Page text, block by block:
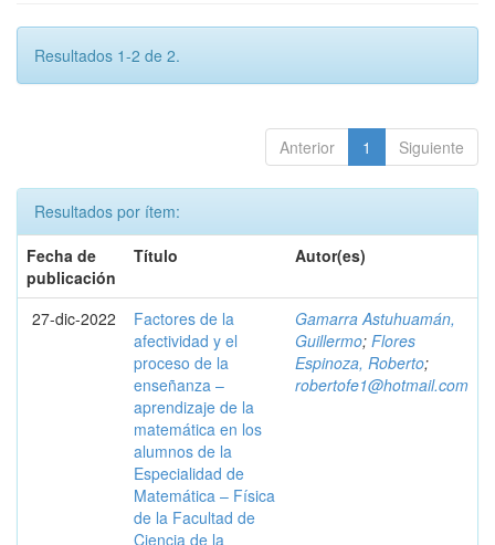
Resultados 1-2 de 2.
Anterior 1 Siguiente
Resultados por ítem:
Fecha de
publicación
Título Autor(es)
27-dic-2022
Factores de la
afectividad y el
proceso de la
enseñanza –
aprendizaje de la
matemática en los
alumnos de la
Especialidad de
Matemática – Física
de la Facultad de
Ciencia de la
Gamarra Astuhuamán,
Guillermo; Flores
Espinoza, Roberto;
robertofe1@hotmail.com